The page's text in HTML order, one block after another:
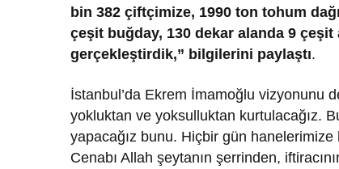
bin 382 çiftçimize, 1990 ton tohum
çeşit buğday, 130 dekar alanda 9
gerçekleştirdik,” bilgilerini paylaştı.
İstanbul’da Ekrem İmamoğlu vizyonunu
yokluktan ve yoksulluktan kurtulacağız.
yapacağız bunu. Hiçbir gün
Cenabı Allah şeytanın şerrinden,